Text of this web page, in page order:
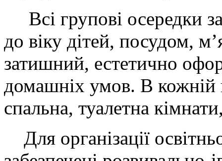
Всі групові осередки
до віку дітей, посудом,
затишний, естетично
домашніх умов. В кожній
спальна, туалетна
Для організації